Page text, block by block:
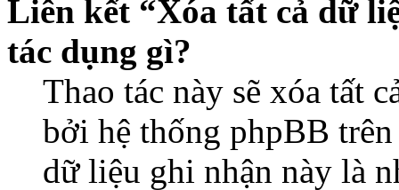
Liên kết “Xóa tất cả dữ
tác dụng gì?
Thao tác này sẽ xóa tất
bởi hệ thống phpBB
dữ liệu ghi nhận này là